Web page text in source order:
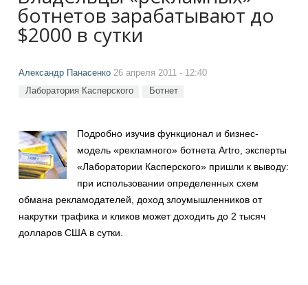
ботнетов зарабатывают до
$2000 в сутки
Александр Панасенко 26 апреля 2011 - 12:40
Лаборатория Касперского Ботнет
Подробно изучив функционал и бизнес-
модель «рекламного» ботнета Artro, эксперты
«Лаборатории Касперского» пришли к выводу:
при использовании определенных схем
обмана рекламодателей, доход злоумышленников от
накрутки трафика и кликов может доходить до 2 тысяч
долларов США в сутки.